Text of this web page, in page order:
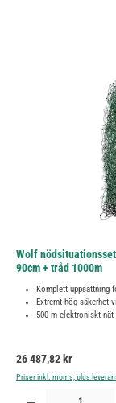
Wolf
90cm + tråd 1000m
Komplett uppsättning
Extremt hög säkerhet
500 m elektroniskt
Ordinarie pris:
26 487,82 kr
Priser inkl. moms, plus
Produktkvantitet: Ange